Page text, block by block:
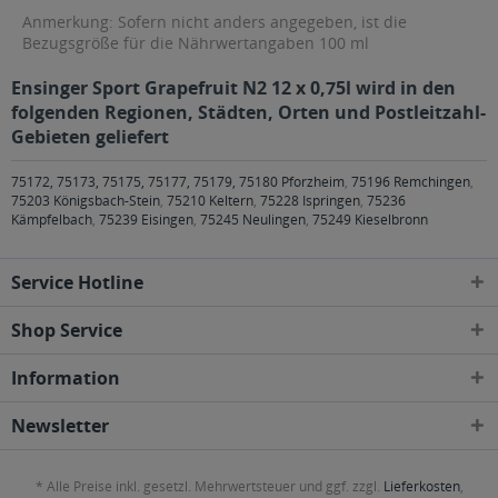
Anmerkung: Sofern nicht anders angegeben, ist die
Bezugsgröße für die Nährwertangaben 100 ml
Ensinger Sport Grapefruit N2 12 x 0,75l wird in den
folgenden Regionen, Städten, Orten und Postleitzahl-
Gebieten geliefert
75172, 75173, 75175, 75177, 75179, 75180 Pforzheim, 75196 Remchingen,
75203 Königsbach-Stein, 75210 Keltern, 75228 Ispringen, 75236
Kämpfelbach, 75239 Eisingen, 75245 Neulingen, 75249 Kieselbronn
Service Hotline
Shop Service
Information
Newsletter
* Alle Preise inkl. gesetzl. Mehrwertsteuer und ggf. zzgl. Lieferkosten,